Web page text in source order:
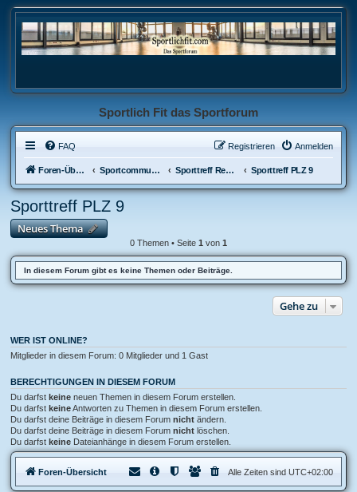
Sportlich Fit das Sportforum
FAQ Anmelden
Registrieren
Foren-Übersicht Sportcommunity Sporttreff Regional Sporttreff PLZ 9
Sporttreff PLZ 9
Neues Thema
0 Themen • Seite 1 von 1
In diesem Forum gibt es keine Themen oder Beiträge.
Gehe zu
WER IST ONLINE?
Mitglieder in diesem Forum: 0 Mitglieder und 1 Gast
BERECHTIGUNGEN IN DIESEM FORUM
Du darfst keine neuen Themen in diesem Forum erstellen.
Du darfst keineAntworten zu Themen in diesem Forum erstellen.
Du darfst deine Beiträge in diesem Forum nicht ändern.
Du darfst deine Beiträge in diesem Forum nicht löschen.
Du darfst keine Dateianhänge in diesem Forum erstellen.
Foren-Übersicht Alle Zeiten sind UTC+02:00